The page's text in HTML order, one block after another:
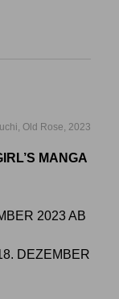
Old Rose, 2023
MANGA
2023 AB
DEZEMBER